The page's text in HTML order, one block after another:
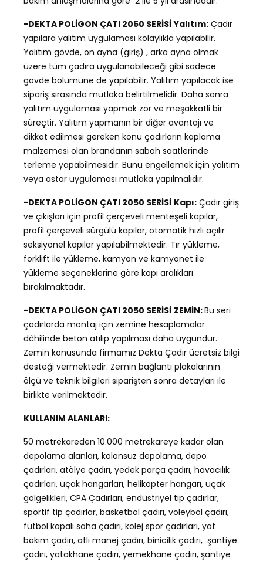
-DEKTA POLİGON ÇATI 2050 SERİSİ Yalıtım: Çadır
yapılara yalıtım uygulaması kolaylıkla yapılabilir.
Yalıtım gövde, ön ayna (giriş) , arka ayna olmak
üzere tüm çadıra uygulanabileceği gibi sadece
gövde bölümüne de yapılabilir. Yalıtım yapılacak ise
sipariş sırasında mutlaka belirtilmelidir. Daha sonra
yalıtım uygulaması yapmak zor ve meşakkatli bir
süreçtir. Yalıtım yapmanın bir diğer avantajı ve
dikkat edilmesi gereken konu çadırların kaplama
malzemesi olan brandanın sabah saatlerinde
terleme yapabilmesidir. Bunu engellemek için yalıtım
veya astar uygulaması mutlaka yapılmalıdır.
-DEKTA POLİGON ÇATI 2050 SERİSİ Kapı: Çadır giriş
ve çıkışları için profil çerçeveli menteşeli kapılar,
profil çerçeveli sürgülü kapılar, otomatik hızlı açılır
seksiyonel kapılar yapılabilmektedir. Tır yükleme,
forklift ile yükleme, kamyon ve kamyonet ile
yükleme seçeneklerine göre kapı aralıkları
bırakılmaktadır.
-DEKTA POLİGON ÇATI 2050 SERİSİ ZEMİN:Bu seri
çadırlarda montaj için zemine hesaplamalar
dâhilinde beton atılıp yapılması daha uygundur.
Zemin konusunda firmamız Dekta Çadır ücretsiz bilgi
desteği vermektedir. Zemin bağlantı plakalarının
ölçü ve teknik bilgileri siparişten sonra detayları ile
birlikte verilmektedir.
KULLANIM ALANLARI:
50 metrekareden 10.000 metrekareye kadar olan
depolama alanları, kolonsuz depolama, depo
çadırları, atölye çadırı, yedek parça çadırı, havacılık
çadırları, uçak hangarları, helikopter hangarı, uçak
gölgelikleri, CPA Çadırları, endüstriyel tip çadırlar,
sportif tip çadırlar, basketbol çadırı, voleybol çadırı,
futbol kapalı saha çadırı, kolej spor çadırları, yat
bakım çadırı, atlı manej çadırı, binicilik çadırı, şantiye
çadırı, yatakhane çadırı, yemekhane çadırı, şantiye